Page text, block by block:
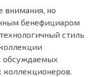
внимания, но
бенефициаром
стиль
обсуждаемых